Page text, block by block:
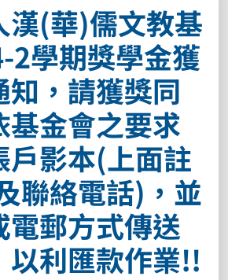
漢(華)儒文教基
2學期獎學金獲
知，請獲獎同
基金會之要求
戶影本(上面註
聯絡電話)，並
電郵方式傳送
以利匯款作業!!